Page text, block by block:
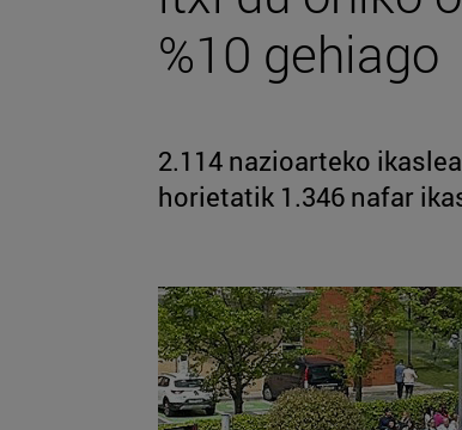
%10 gehiago
2.114 nazioarteko
horietatik 1.346 nafar